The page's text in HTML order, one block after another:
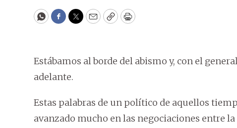
WhatsApp
Facebook
Twitter
EmailCopyPrint
Estábamos al borde del abismo y, con el
adelante.
Estas palabras de un político de aquellos
avanzado mucho en las negociaciones entre